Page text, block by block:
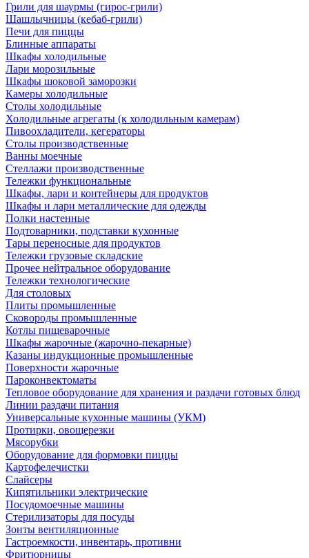
Грили для шаурмы (гирос-грили)
Шашлычницы (кебаб-грили)
Печи для пиццы
Блинные аппараты
Шкафы холодильные
Лари морозильные
Шкафы шоковой заморозки
Камеры холодильные
Столы холодильные
Холодильные агрегаты (к холодильным камерам)
Пивоохладители, кегераторы
Столы производственные
Ванны моечные
Стеллажи производственные
Тележки функциональные
Шкафы, лари и контейнеры для продуктов
Шкафы и лари металлические для одежды
Полки настенные
Подтоварники, подставки кухонные
Тары переносные для продуктов
Тележки грузовые складские
Прочее нейтральное оборудование
Тележки технологические
Для столовых
Плиты промышленные
Сковороды промышленные
Котлы пищеварочные
Шкафы жарочные (жарочно-пекарные)
Казаны индукционные промышленные
Поверхности жарочные
Пароконвектоматы
Тепловое оборудование для хранения и раздачи готовых блюд
Линии раздачи питания
Универсальные кухонные машины (УКМ)
Протирки, овощерезки
Мясорубки
Оборудование для формовки пиццы
Картофелечистки
Слайсеры
Кипятильники электрические
Посудомоечные машины
Стерилизаторы для посуды
Зонты вентиляционные
Гастроемкости, инвентарь, противни
Фритюрницы